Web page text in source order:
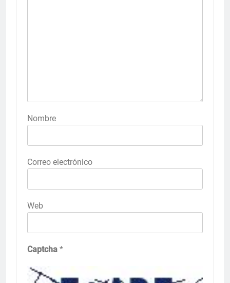
Nombre
Correo electrónico
Web
Captcha *